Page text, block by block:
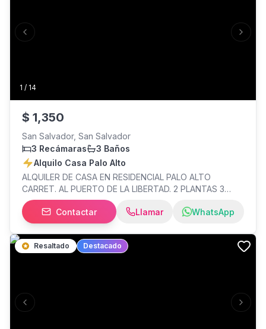
1 / 14
Previous slide Next
$ 1,350
San Salvador, San Salvador
3 Recámaras
3 Baños
Alquilo Casa Palo Alto
ALQUILER DE CASA EN RESIDENCIAL PALO ALTO
CARRET. AL PUERTO DE LA LIBERTAD. 2 PLANTAS 3
HABITACIONES LA PRINCIPAL CON BAÑO BALCON SALA
PRINCIPAL COMEDOR COCINA BAÑO SOCIAL AREA DE
SERVICIO COMPLETA TERRAZA JARDIN 2 PARQUEOS
PRECIO $1,350.00 RESIDENCIAL CUENTA CON: PARQUES
CANCHA DD FUTBOL AREAS VERDES T. 7840_1512
Contactar Llamar WhatsApp
Previous slide Next
Resaltado Destacado